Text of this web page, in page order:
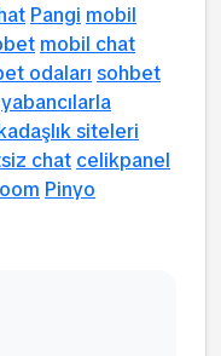
Pangi mobil
mobil chat
odaları sohbet
yabancılarla
siteleri
chat celikpanel
Pinyo